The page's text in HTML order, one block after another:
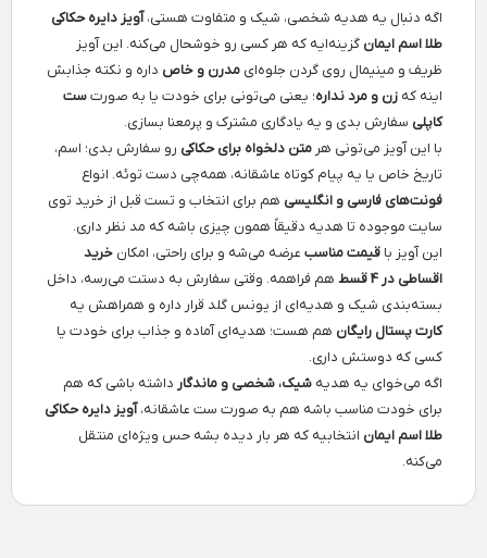
اگه دنبال یه هدیه شخصی، شیک و متفاوت هستی،آویز دایره حکاکی
طلا اسم ایمان گزینه‌ایه که هر کسی رو خوشحال می‌کنه. این آویز
ظریف و مینیمال روی گردن جلوه‌ای مدرن و خاص داره و نکته جذابش
اینه که زن و مرد نداره؛ یعنی می‌تونی برای خودت یا به صورتست
کاپلی سفارش بدی و یه یادگاری مشترک و پرمعنا بسازی.
با این آویز می‌تونی هر متن دلخواه برای حکاکی رو سفارش بدی؛ اسم،
تاریخ خاص یا یه پیام کوتاه عاشقانه، همه‌چی دست توئه. انواع
فونت‌های فارسی و انگلیسی هم برای انتخاب و تست قبل از خرید توی
سایت موجوده تا هدیه دقیقاً همون چیزی باشه که مد نظر داری.
این آویز با قیمت مناسب عرضه می‌شه و برای راحتی، امکان خرید
اقساطی در 4 قسط
هم فراهمه. وقتی سفارش به دستت می‌رسه، داخل
بسته‌بندی شیک و هدیه‌ای از یونس گلد قرار داره و همراهش یه
کارت پستال رایگان هم هست؛ هدیه‌ای آماده و جذاب برای خودت یا
کسی که دوستش داری.
اگه می‌خوای یه هدیه شیک، شخصی و ماندگار داشته باشی که هم
برای خودت مناسب باشه هم به صورت ست عاشقانه،آویز دایره حکاکی
طلا اسم ایمان انتخابیه که هر بار دیده بشه حس ویژه‌ای منتقل
می‌کنه.